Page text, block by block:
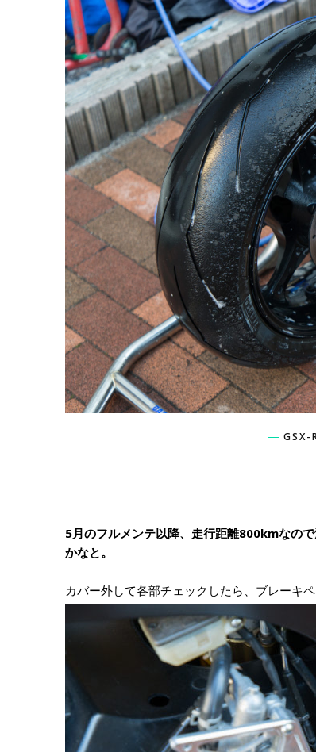
GSX-
5月のフルメンテ以降、走行距離800kmなの
かなと。
カバー外して各部チェックしたら、ブレーキ